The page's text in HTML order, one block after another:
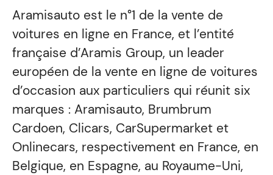
Aramisauto est le n°1 de la vente de
voitures en ligne en France, et l’entité
française d’Aramis Group, un leader
européen de la vente en ligne de voitures
d’occasion aux particuliers qui réunit six
marques : Aramisauto, Brumbrum
Cardoen, Clicars, CarSupermarket et
Onlinecars, respectivement en France, en
Belgique, en Espagne, au Royaume-Uni,